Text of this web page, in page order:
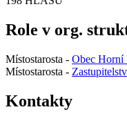
Role v org.
Místostarosta - Obec Horní
Místostarosta -
Kontakty